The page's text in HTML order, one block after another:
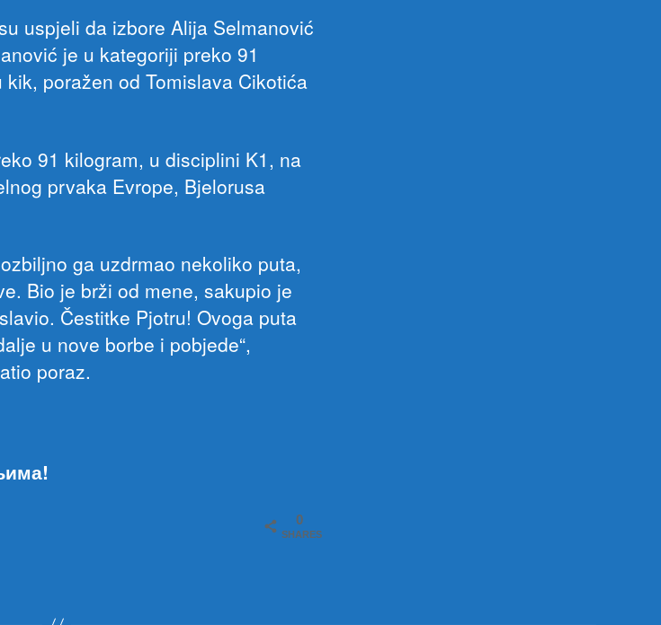
uspjeli da izbore Alija Selmanović
je u kategoriji preko 91
poražen od Tomislava Cikotića
91 kilogram, u disciplini K1, na
prvaka Evrope, Bjelorusa
ga uzdrmao nekoliko puta,
Bio je brži od mene, sakupio je
Čestitke Pjotru! Ovoga puta
u nove borbe i pobjede“,
poraz.
0
SHARES